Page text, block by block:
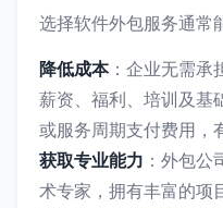
选择软件外包服务通常
降低成本：企业无需承
薪资、福利、培训及基
或服务周期支付费用，
获取专业能力 ：外包
术专家，拥有丰富的项